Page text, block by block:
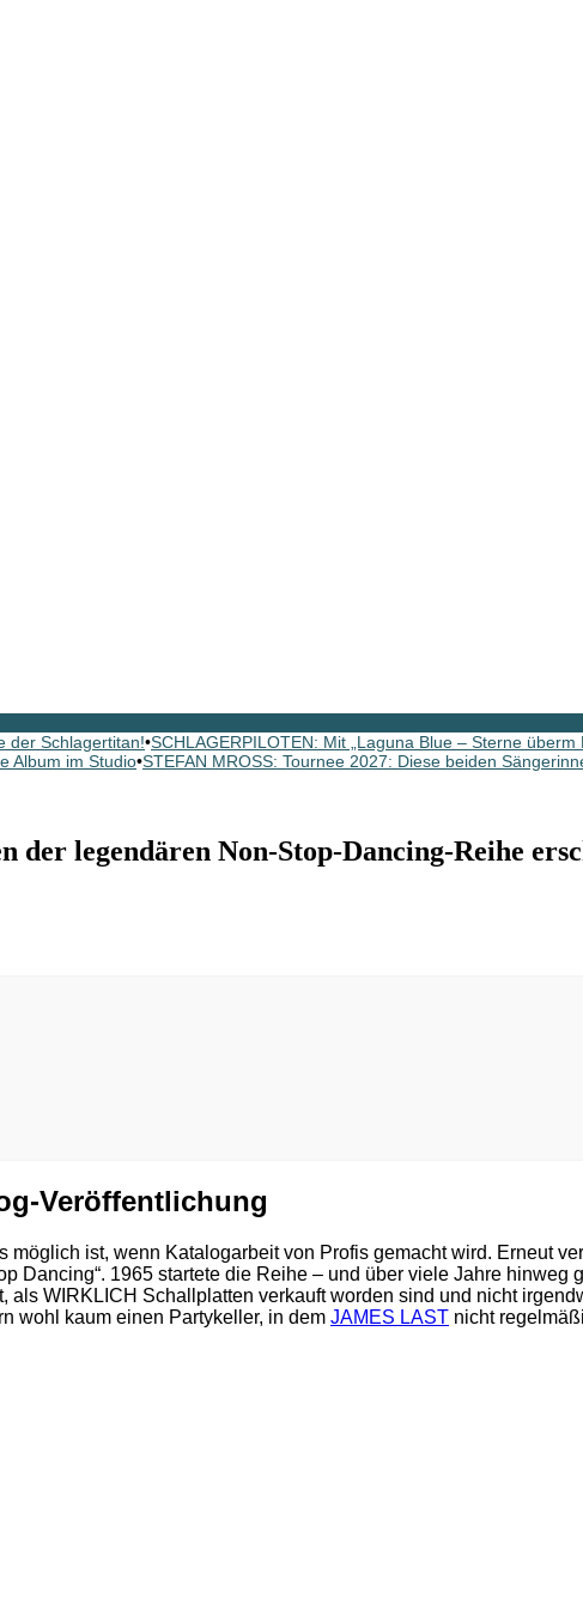
der Schlagertitan!•SCHLAGERPILOTEN: Mit „Laguna Blue – Sterne
Album im Studio•STEFAN MROSS: Tournee 2027: Diese beiden
legendären Non-Stop-Dancing-Reihe
Veröffentlichung
ist, wenn Katalogarbeit von Profis gemacht wird. Erneut
Dancing“. 1965 startete die Reihe – und über viele Jahre hinweg
WIRKLICH Schallplatten verkauft worden sind und nicht
wohl kaum einen Partykeller, in dem JAMES LAST nicht